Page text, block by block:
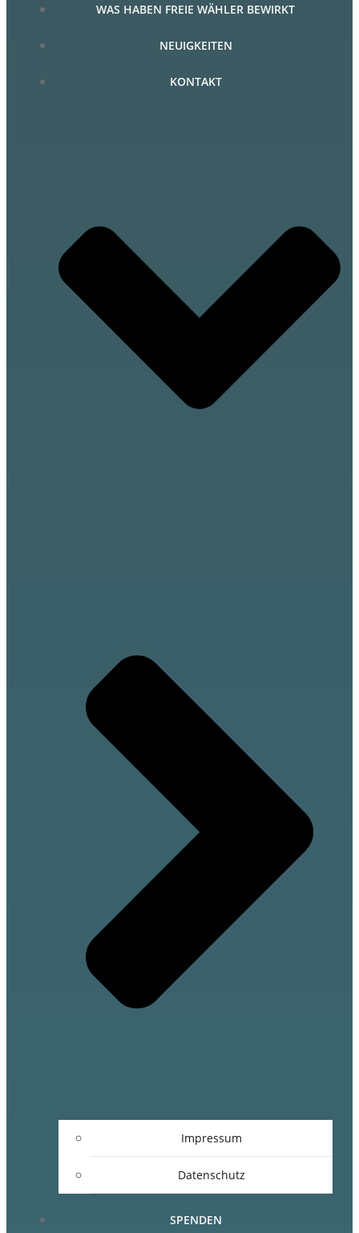
WAS HABEN FREIE WÄHLER BEWIRKT
NEUIGKEITEN
KONTAKT
Impressum
Datenschutz
SPENDEN